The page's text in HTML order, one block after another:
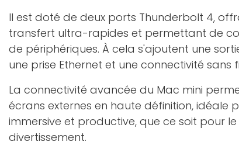
Il est doté de deux ports Thunderbolt 4,
transfert ultra-rapides et permettant de
de périphériques. À cela s'ajoutent une
une prise Ethernet et une connectivité sans
La connectivité avancée du Mac mini
écrans externes en haute définition, idéale
immersive et productive, que ce soit pour
divertissement.